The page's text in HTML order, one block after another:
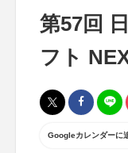
第57回
フト
Googleカレンダーに